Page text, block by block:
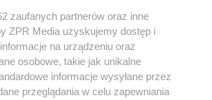
zaufanych partnerów oraz inne
ZPR Media uzyskujemy dostęp i
na urządzeniu oraz
osobowe, takie jak unikalne
informacje wysyłane przez
przeglądania w celu zapewniania